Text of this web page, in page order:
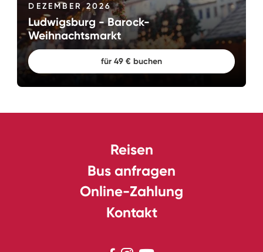
DEZEMBER 2026
Ludwigsburg - Barock-
Weihnachtsmarkt
für 49 € buchen
Reisen
Bus anfragen
Online-Zahlung
Kontakt